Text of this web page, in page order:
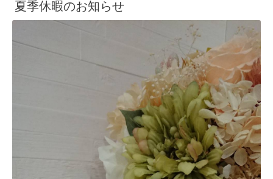
夏季休暇のお知らせ